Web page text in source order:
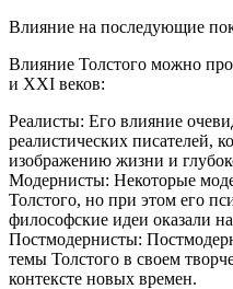
Влияние на последующие
Влияние Толстого можно
и XXI веков:
Реалисты: Его влияние
реалистических писателей,
изображению жизни и
Модернисты: Некоторые
Толстого, но при этом его
философские идеи оказали
Постмодернисты:
темы Толстого в своем
контексте новых времен.